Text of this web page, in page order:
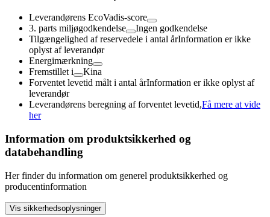
Leverandørens EcoVadis-score
3. parts miljøgodkendelse
Ingen godkendelse
Tilgængelighed af reservedele i antal årInformation er ikke
oplyst af leverandør
Energimærkning
Fremstillet i
Kina
Forventet levetid målt i antal årInformation er ikke oplyst af
leverandør
Leverandørens beregning af forventet levetid,Få mere at vide
her
Information om produktsikkerhed og
databehandling
Her finder du information om generel produktsikkerhed og
producentinformation
Vis sikkerhedsoplysninger